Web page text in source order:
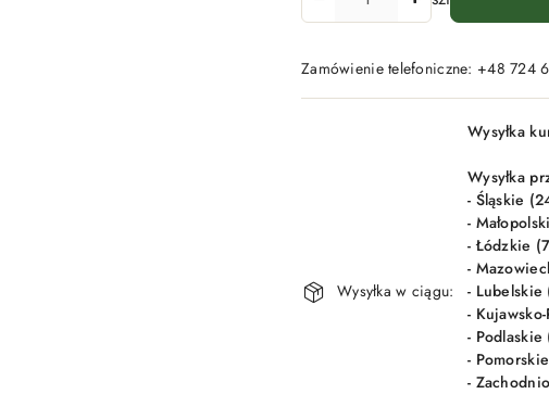
Zamówienie telefoniczne: +48 724
Wysyłka w ciągu:
Wysyłka
Wysyłka
- Śląskie
-
- Łódzkie
-
-
-
-
-
-